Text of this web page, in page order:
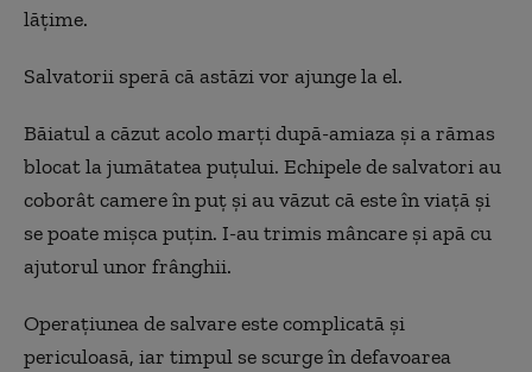
lățime.
Salvatorii speră că astăzi vor ajunge la el.
Băiatul a căzut acolo marți după-amiaza și a rămas
blocat la jumătatea puțului. Echipele de salvatori au
coborât camere în puț și au văzut că este în viață și
se poate mișca puțin. I-au trimis mâncare și apă cu
ajutorul unor frânghii.
Operațiunea de salvare este complicată și
periculoasă, iar timpul se scurge în defavoarea